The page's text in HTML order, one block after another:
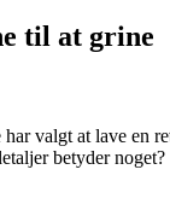
til at grine
valgt at lave
betyder noget?